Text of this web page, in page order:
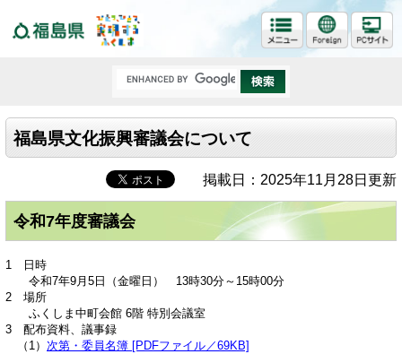
福島県文化振興審議会について
掲載日：2025年11月28日更新
令和7年度審議会
1 日時
令和7年9月5日（金曜日） 13時30分～15時00分
2 場所
ふくしま中町会館 6階 特別会議室
3 配布資料、議事録
（1） 次第・委員名簿 [PDFファイル／69KB]